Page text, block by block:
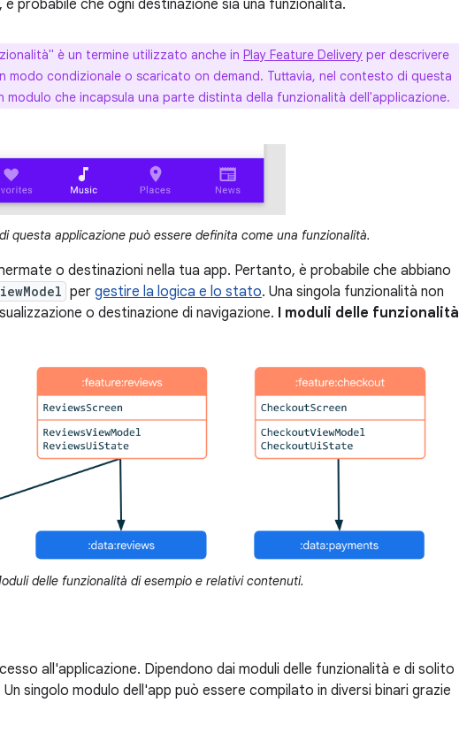
è probabile che ogni destinazione sia una funzionalità.
è un termine utilizzato anche in Play Feature Delivery per descrivere
modo condizionale o scaricato on demand. Tuttavia, nel contesto di questa
modulo che incapsula una parte distinta della funzionalità dell'applicazione.
questa applicazione può essere definita come una funzionalità.
o destinazioni nella tua app. Pertanto, è probabile che abbiano
per gestire la logica e lo stato. Una singola funzionalità non
o destinazione di navigazione. I moduli delle funzionalità
delle funzionalità di esempio e relativi contenuti.
all'applicazione. Dipendono dai moduli delle funzionalità e di solito
singolo modulo dell'app può essere compilato in diversi binari grazie